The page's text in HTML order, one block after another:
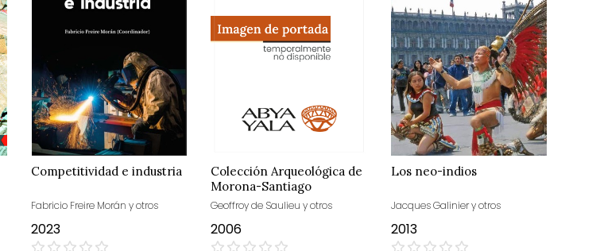
Competitividad e industria
Fabricio Freire Morán y otros
2023
Colección Arqueológica de
Morona-Santiago
Geoffroy de Saulieu y otros
2006
Los neo-indios
Jacques Galinier y otros
2013